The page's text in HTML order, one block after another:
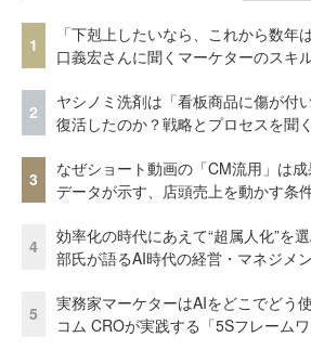
1
「下剋上したいなら、これから数年
口義宏さんに聞くマーケターのスキ
2
ヤシノミ洗剤は「看板商品に傷が付
復活したのか？戦略とプロセスを聞く
3
なぜショート動画の「CM流用」は
データが示す、店頭売上を動かす条
4
効率化の時代にあえて“超属人化”を
部氏が語るAI時代の経営・マネジメ
5
実務家マーケターはAIをどこでどう
コム CROが実践する「5Sフレームワ